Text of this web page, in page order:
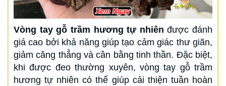
Vòng tay gỗ trầm hương tự nhiên được đánh
giá cao bởi khả năng giúp tạo cảm giác thư giãn,
giảm căng thẳng và cân bằng tinh thần. Đặc biệt,
khi được đeo thường xuyên, vòng tay gỗ trầm
hương tự nhiên có thể giúp cải thiện tuần hoàn